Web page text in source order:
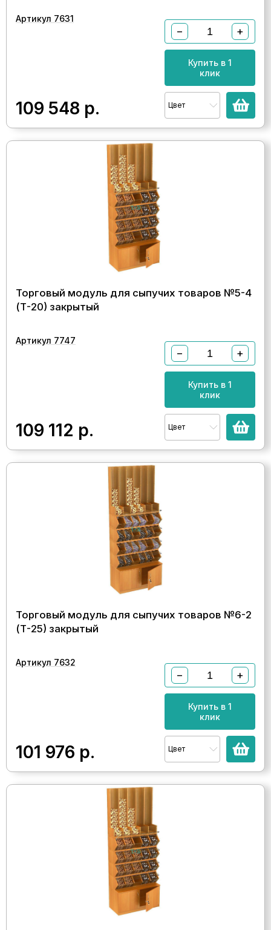
Артикул 7631
109 548 р.
− +
Купить в 1
клик
Цвет
Торговый модуль для сыпучих товаров №5-4
(Т-20) закрытый
Артикул 7747
109 112 р.
− +
Купить в 1
клик
Цвет
Торговый модуль для сыпучих товаров №6-2
(Т-25) закрытый
Артикул 7632
101 976 р.
− +
Купить в 1
клик
Цвет